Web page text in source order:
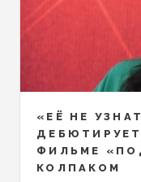
«ЕЁ НЕ
ФИЛЬМЕ
КОЛПАКОМ